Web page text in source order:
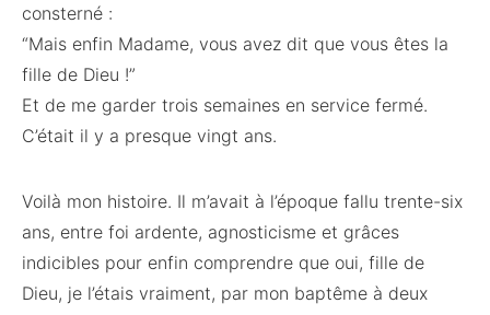
consterné :
“Mais enfin Madame, vous avez dit que vous êtes la
fille de Dieu !”
Et de me garder trois semaines en service fermé.
C’était il y a presque vingt ans.
Voilà mon histoire. Il m’avait à l’époque fallu trente-six
ans, entre foi ardente, agnosticisme et grâces
indicibles pour enfin comprendre que oui, fille de
Dieu, je l’étais vraiment, par mon baptême à deux